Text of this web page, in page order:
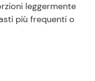
leggermente
più frequenti o